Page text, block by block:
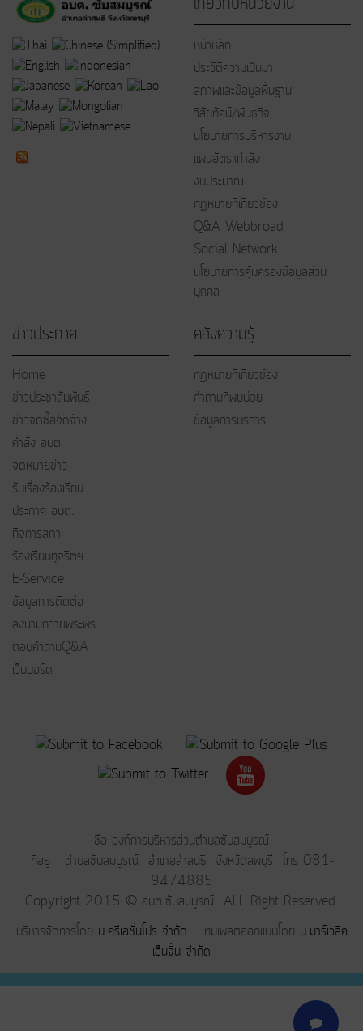
หน้าหลัก
ประวัติความเป็นมา
สภาพและข้อมูลพื้นฐาน
วิสัยทัศน์/พันธกิจ
นโยบายการบริหารงาน
แผนอัตรากำลัง
งบประมาณ
กฎหมายที่เกี่ยวข้อง
Q&A Webbroad
Social Network
นโยบายการคุ้มครองข้อมูลส่วน
บุคคล
ข่าวประกาศ
Home
ข่าวประชาสัมพันธ์
ข่าวจัดซื้อจัดจ้าง
คำสั่ง อบต.
จดหมายข่าว
รับเรื่องร้องเรียน
ประกาศ อบต.
กิจการสภา
ร้องเรียนทุจริตฯ
E-Service
ข้อมูลการติดต่อ
ลงนามถวายพระพร
ตอบคำถามQ&A
เว็บบอร์ด
คลังความรู้
กฏหมายที่เกี่ยวข้อง
คำถามที่พบบ่อย
ข้อมูลการบริการ
ชื่อ องค์การบริหารส่วนตำบลซับสมบูรณ์
ที่อยู่ ตำบลซับสมบูรณ์ อำเภอลำสนธิ จังหวัดลพบุรี โทร 081-
9474885
Copyright 2015 © อบต.ซับสมบูรณ์ ALL Right Reserved.
บริหารจัดการโดย บ.ครีเอชั่นโปร จำกัด เทมเพลตออกแบบโดย บ.มาร์เวลิค
เอ็นจิ้น จำกัด